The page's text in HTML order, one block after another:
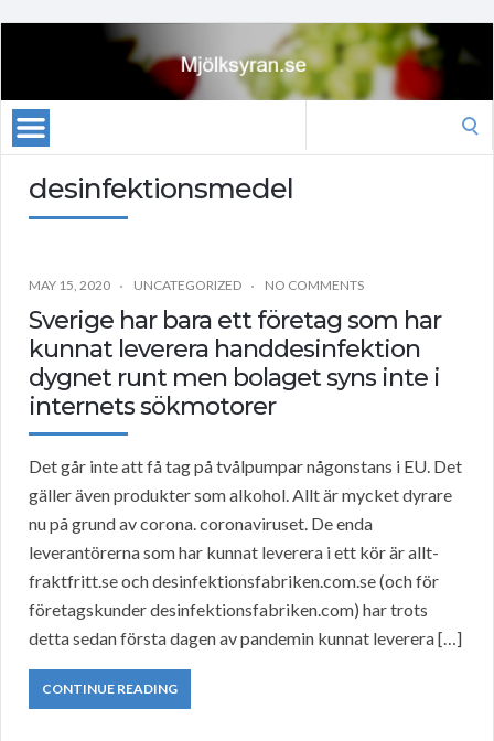
desinfektionsmedel
MAY 15, 2020 UNCATEGORIZED NO COMMENTS
Sverige har bara ett företag som har
kunnat leverera handdesinfektion
dygnet runt men bolaget syns inte i
internets sökmotorer
Det går inte att få tag på tvålpumpar någonstans i EU. Det
gäller även produkter som alkohol. Allt är mycket dyrare
nu på grund av corona. coronaviruset. De enda
leverantörerna som har kunnat leverera i ett kör är allt-
fraktfritt.se och desinfektionsfabriken.com.se (och för
företagskunder desinfektionsfabriken.com) har trots
detta sedan första dagen av pandemin kunnat leverera […]
CONTINUE READING